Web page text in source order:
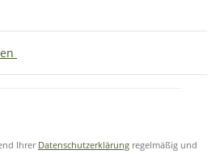
Ihrer Datenschutzerklärung regelmäßig und